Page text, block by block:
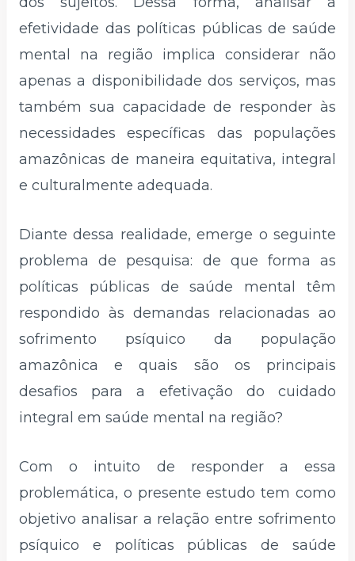
efetividade das políticas públicas de saúde
mental na região implica considerar não
apenas a disponibilidade dos serviços, mas
também sua capacidade de responder às
necessidades específicas das populações
amazônicas de maneira equitativa, integral
e culturalmente adequada.
Diante dessa realidade, emerge o seguinte
problema de pesquisa: de que forma as
políticas públicas de saúde mental têm
respondido às demandas relacionadas ao
sofrimento psíquico da população
amazônica e quais são os principais
desafios para a efetivação do cuidado
integral em saúde mental na região?
Com o intuito de responder a essa
problemática, o presente estudo tem como
objetivo analisar a relação entre sofrimento
psíquico e políticas públicas de saúde